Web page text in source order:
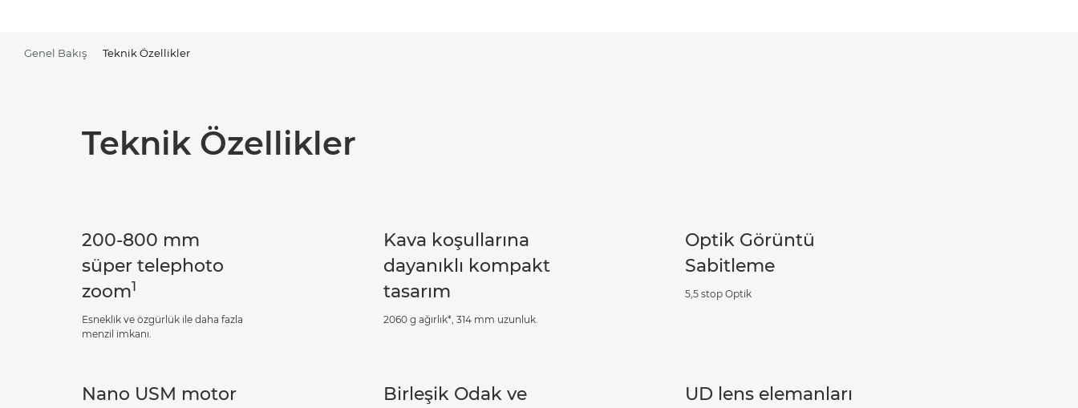
Genel Bakış Teknik Özellikler
Teknik Özellikler
200-800 mm
süper telephoto
zoom1
Esneklik ve özgürlük ile daha fazla
menzil imkanı.
Kava koşullarına
dayanıklı kompakt
tasarım
2060 g ağırlık*, 314 mm uzunluk.
Optik Görüntü
Sabitleme
5,5 stop Optik
Nano USM motor
Birleşik Odak ve
UD lens elemanları